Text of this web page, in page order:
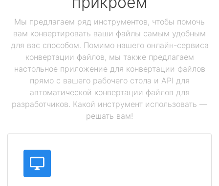
Мы предлагаем ряд инструментов, чтобы помочь
вам конвертировать ваши файлы самым удобным
для вас способом. Помимо нашего онлайн-сервиса
конвертации файлов, мы также предлагаем
настольное приложение для конвертации файлов
прямо с вашего рабочего стола и API для
автоматической конвертации файлов для
разработчиков. Какой инструмент использовать —
решать вам!